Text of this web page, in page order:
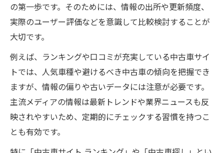
の第一歩です。そのためには、情報の出所や更新頻度、
実際のユーザー評価などを意識して比較検討することが
大切です。
例えば、ランキングや口コミが充実している中古車サイ
トでは、人気車種や避けるべき中古車の傾向を把握でき
ますが、情報の偏りや古いデータには注意が必要です。
主流メディアの情報は最新トレンドや業界ニュースも反
映されやすいため、定期的にチェックする習慣を持つこ
とも有効です。